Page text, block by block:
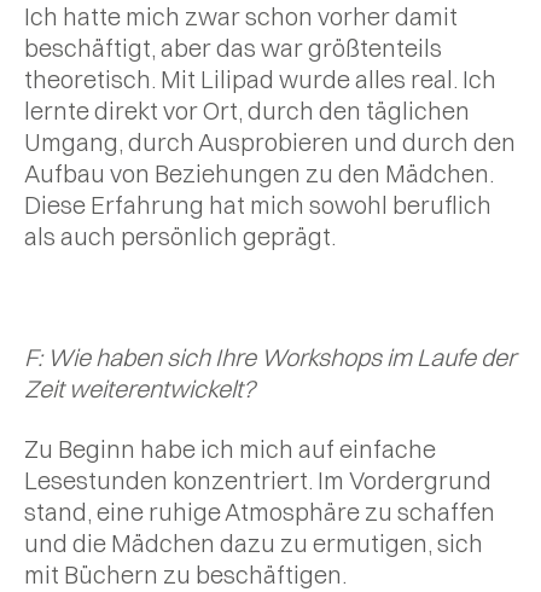
Ich hatte mich zwar schon vorher damit
beschäftigt, aber das war größtenteils
theoretisch. Mit Lilipad wurde alles real. Ich
lernte direkt vor Ort, durch den täglichen
Umgang, durch Ausprobieren und durch den
Aufbau von Beziehungen zu den Mädchen.
Diese Erfahrung hat mich sowohl beruflich
als auch persönlich geprägt.
F: Wie haben sich Ihre Workshops im Laufe der
Zeit weiterentwickelt?
Zu Beginn habe ich mich auf einfache
Lesestunden konzentriert. Im Vordergrund
stand, eine ruhige Atmosphäre zu schaffen
und die Mädchen dazu zu ermutigen, sich
mit Büchern zu beschäftigen.